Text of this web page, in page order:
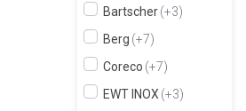
Bartscher +3
Berg +7
Coreco +7
EWT INOX +3